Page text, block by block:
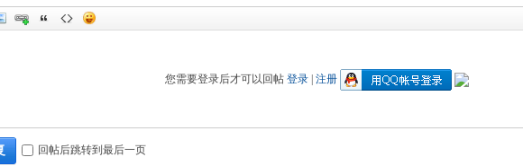
您需要登录后才可以回帖 登录 注册
回帖后跳转到最后一页